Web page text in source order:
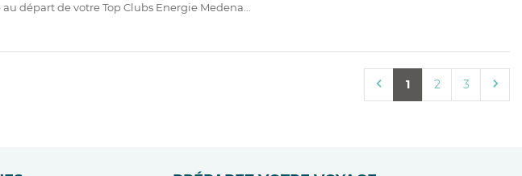
au départ de votre Top Clubs Energie Medena...
1 2 3